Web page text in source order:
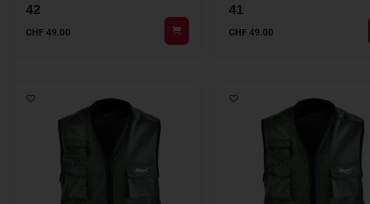
42
CHF 49.00
41
CHF 49.00